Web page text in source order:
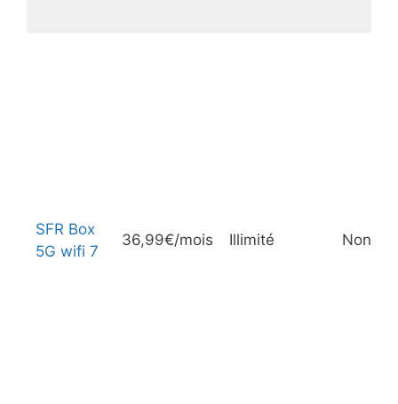
SFR Box
5G wifi 7
36,99€/mois Illimité Non